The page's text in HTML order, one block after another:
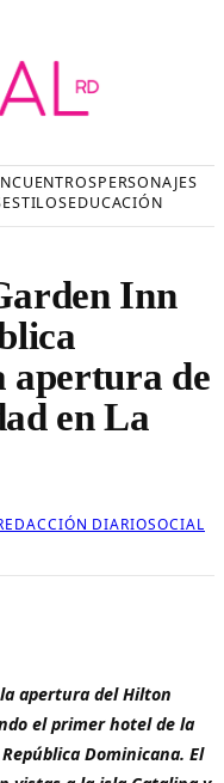
PERSONAJES
ESTILOSEDUCACIÓN
Inn
apertura de
en La
DIARIOSOCIAL
la apertura del Hilton
el primer hotel de la
Dominicana. El